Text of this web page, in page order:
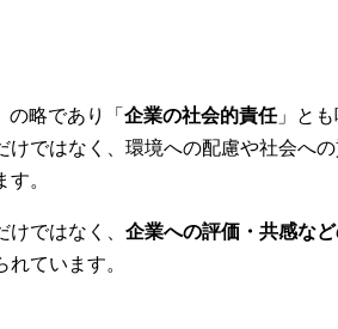
略であり「企業の社会的責任」と
ではなく、環境への配慮や社会へ
。
ではなく、 企業への評価・共感な
ています。